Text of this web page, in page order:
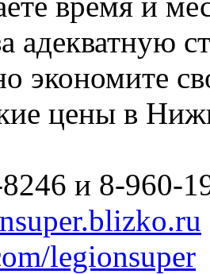
адекватную
экономите
цены в
и 8-960-
legionsuper